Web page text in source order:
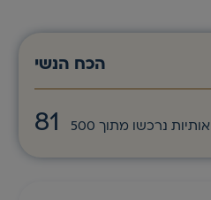
הכח הנשי
81 אותיות נרכשו מתוך 500